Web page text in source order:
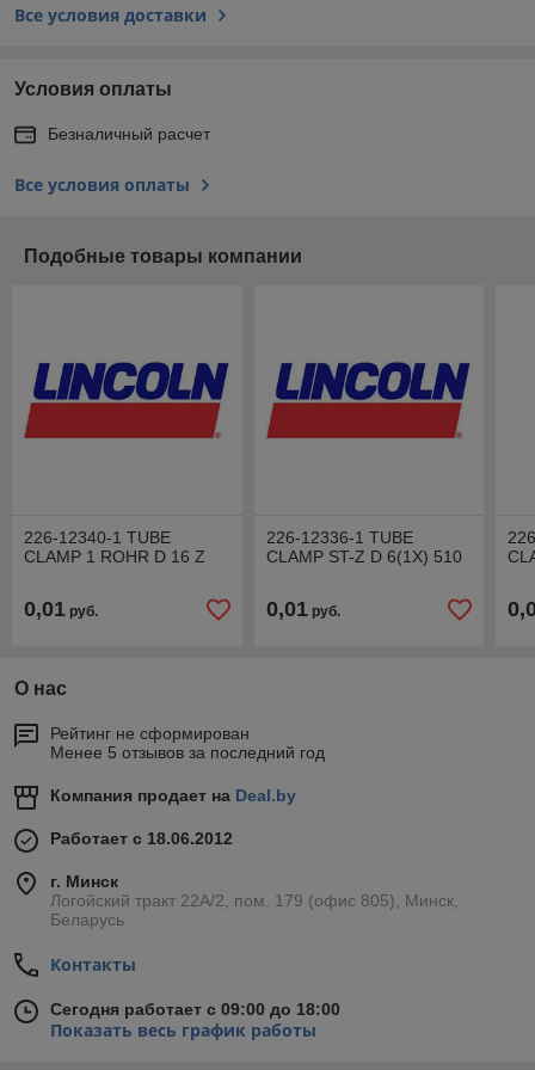
Все условия доставки
Условия оплаты
Безналичный расчет
Все условия оплаты
Подобные товары компании
226-12340-1 TUBE
CLAMP 1 ROHR D 16 Z
0,01 руб.
226-12336-1 TUBE
CLAMP ST-Z D 6(1X) 510
0,01руб.
О нас
Рейтинг не сформирован
Менее 5 отзывов за последний год
Компания продает на Deal.by
Работает с 18.06.2012
г. Минск
Логойский тракт 22А/2, пом. 179 (офис 805), Минск,
Беларусь
Контакты
Сегодня работает с 09:00 до 18:00
Показать весь график работы